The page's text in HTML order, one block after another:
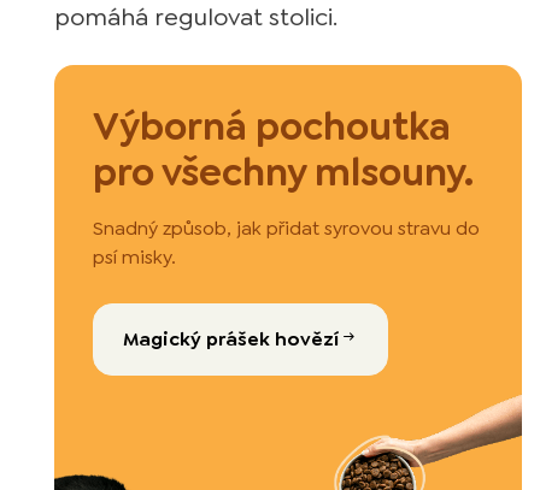
pomáhá regulovat stolici.
Výborná pochoutka
pro všechny mlsouny.
Snadný způsob, jak přidat syrovou stravu do
psí misky.
Magický prášek hovězí